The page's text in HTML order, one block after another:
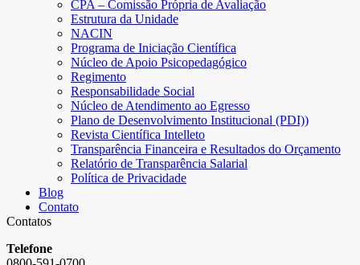
CPA – Comissão Própria de Avaliação
Estrutura da Unidade
NACIN
Programa de Iniciação Científica
Núcleo de Apoio Psicopedagógico
Regimento
Responsabilidade Social
Núcleo de Atendimento ao Egresso
Plano de Desenvolvimento Institucional (PDI))
Revista Científica Intelleto
Transparência Financeira e Resultados do Orçamento
Relatório de Transparência Salarial
Política de Privacidade
Blog
Contato
Contatos
Telefone